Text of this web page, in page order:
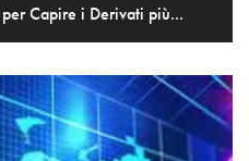
Capire i Derivati più...